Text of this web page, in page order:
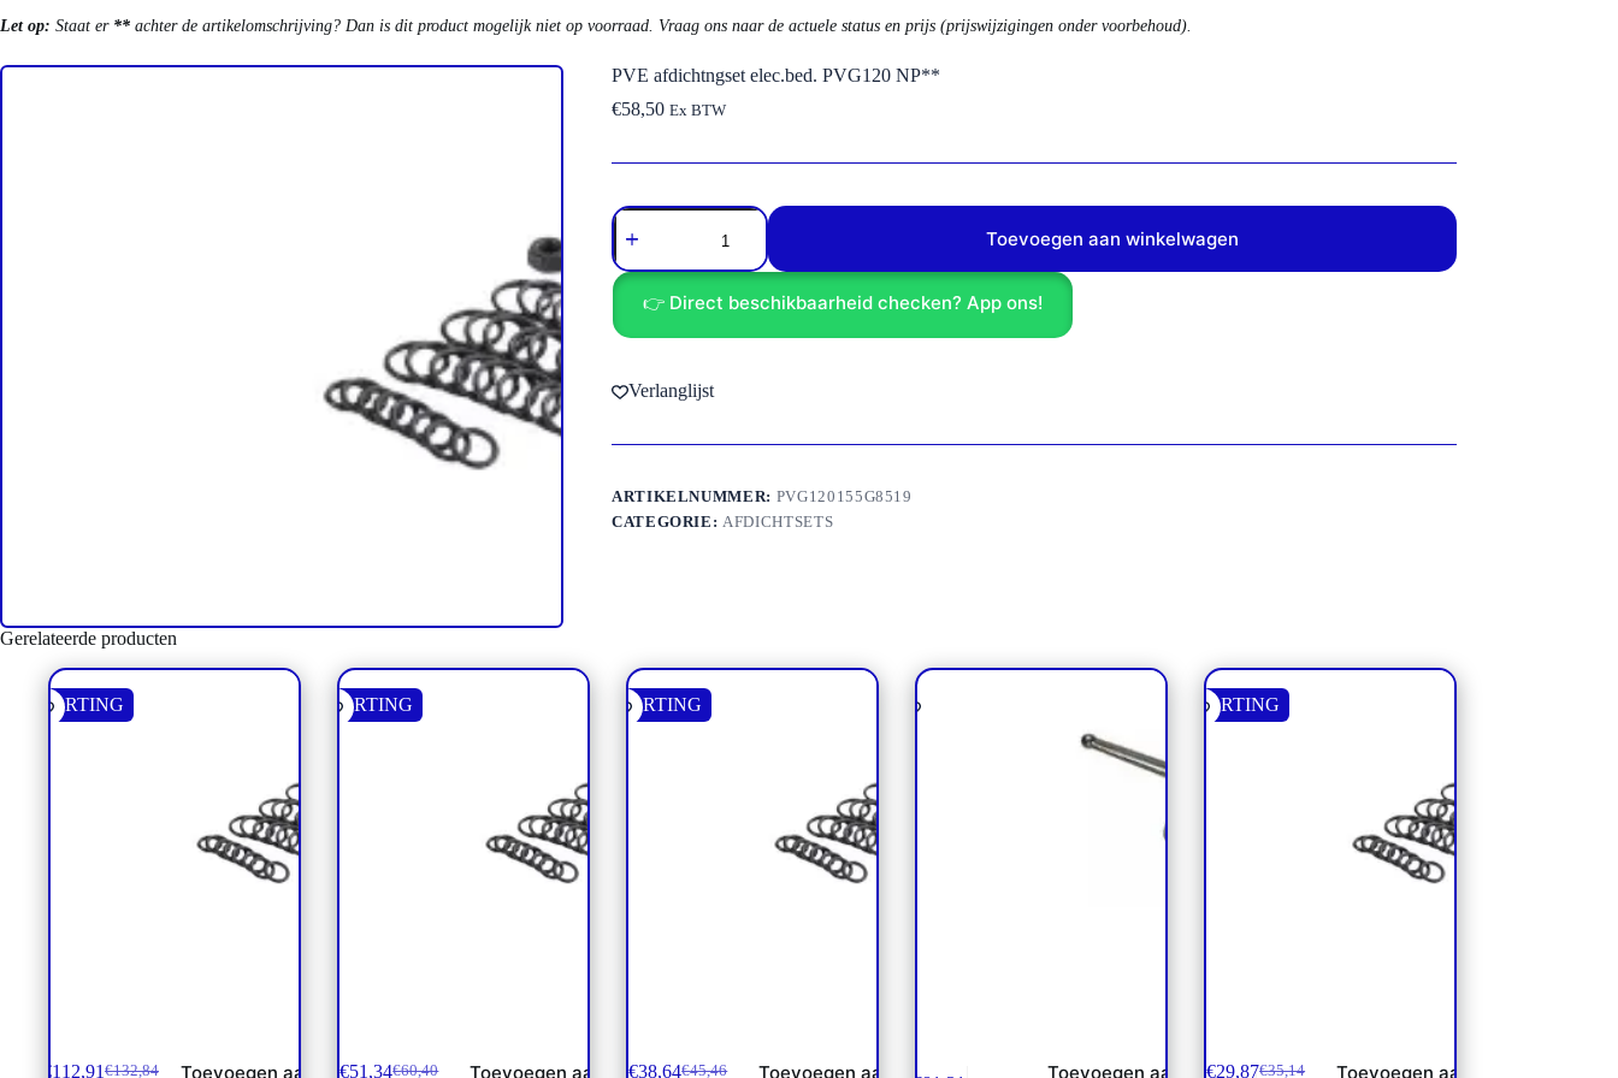
Let op: Staat er ** achter de artikelomschrijving? Dan is dit product mogelijk niet op voorraad. Vraag ons naar de actuele status en prijs (prijswijzigingen onder voorbehoud).
PVE afdichtngset elec.bed. PVG120 NP**
€58,50 Ex BTW
PVE
afdichtngset
elec.bed.
PVG120
NP**
aantal
Toevoegen aan winkelwagen
👉 Direct beschikbaarheid checken? App ons!
Verlanglijst
ARTIKELNUMMER: PVG120155G8519
CATEGORIE:AFDICHTSETS
Gerelateerde producten
KORTING
€132,84
€112,91 Toevoegen aan
KORTING
€60,40
€51,34 Toevoegen aan
KORTING
€45,46
€38,64 Toevoegen aan Toevoegen aan
KORTING
€35,14
€29,87 Toevoegen aan